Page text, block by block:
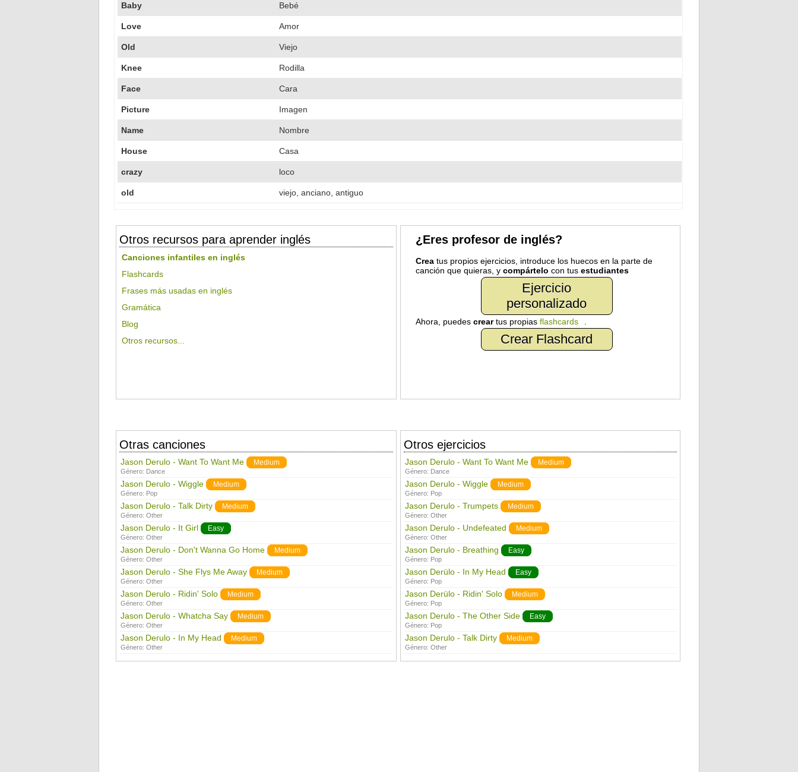
Baby Bebé
Love Amor
Old Viejo
Knee Rodilla
Face Cara
Picture Imagen
Name Nombre
House Casa
crazy loco
old viejo, anciano, antiguo
Otros recursos para aprender inglés
Canciones infantiles en inglés
Flashcards
Frases más usadas en inglés
Gramática
Blog
Otros recursos...
¿Eres profesor de inglés?
Creatus propios ejercicios, introduce los huecos en la parte de
canción que quieras, y compártelo con tus estudiantes
Ejercicio
personalizado
Ahora, puedes creartus propias flashcards
Crear Flashcard
Otras canciones
Jason Derulo - Want To Want Me Medium
Género: Dance
Jason Derulo - Wiggle Medium
Género: Pop
Jason Derulo - Talk Dirty Medium
Género: Other
Jason Derulo - It Girl Easy
Género: Other
Jason Derulo - Don't Wanna Go Home Medium
Género: Other
Jason Derulo - She Flys Me Away Medium
Género: Other
Jason Derulo - Ridin' Solo Medium
Género: Other
Jason Derulo - Whatcha Say Medium
Género: Other
Jason Derulo - In My Head Medium
Género: Other
Otros ejercicios
Jason Derulo - Want To Want Me Medium
Género: Dance
Jason Derulo - Wiggle Medium
Género: Pop
Jason Derulo - Trumpets Medium
Género: Other
Jason Derulo - Undefeated Medium
Género: Other
Jason Derulo - Breathing Easy
Género: Pop
Jason Derülo - In My Head Easy
Género: Pop
Jason Derülo - Ridin' Solo Medium
Género: Pop
Jason Derulo - The Other Side Easy
Género: Pop
Jason Derulo - Talk Dirty Medium
Género: Other